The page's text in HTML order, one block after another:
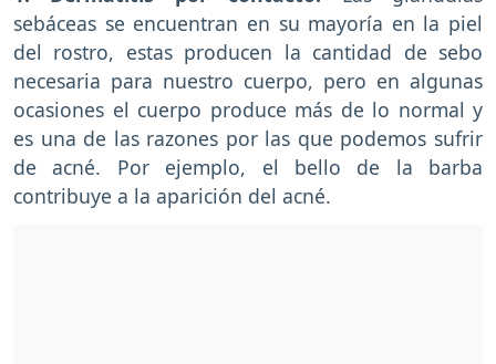
sebáceas se encuentran en su mayoría en la piel
del rostro, estas producen la cantidad de sebo
necesaria para nuestro cuerpo, pero en algunas
ocasiones el cuerpo produce más de lo normal y
es una de las razones por las que podemos sufrir
de acné. Por ejemplo, el bello de la barba
contribuye a la aparición del acné.